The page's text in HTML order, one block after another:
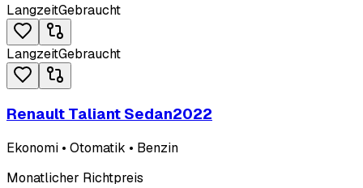
LangzeitGebraucht
LangzeitGebraucht
Renault Taliant Sedan2022
Ekonomi • Otomatik • Benzin
Monatlicher Richtpreis